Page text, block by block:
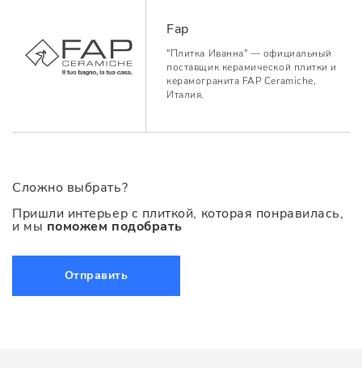
Fap
"Плитка Иванна" — официальный
поставщик керамической плитки и
керамогранита FAP Ceramiche,
Италия.
Сложно выбрать?
Пришли интерьер с плиткой, которая понравилась,
и мы поможем подобрать
Отправить